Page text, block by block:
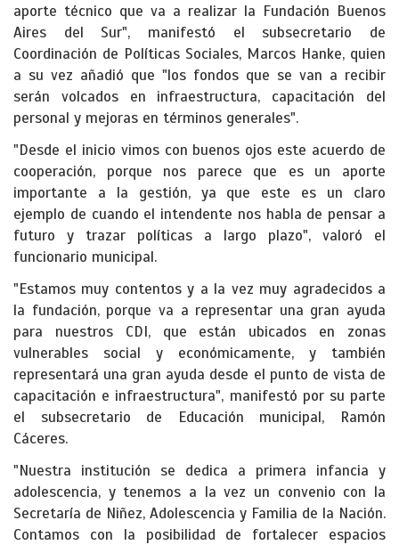
aporte técnico que va a realizar la Fundación Buenos
Aires del Sur", manifestó el subsecretario de
Coordinación de Políticas Sociales, Marcos Hanke, quien
a su vez añadió que "los fondos que se van a recibir
serán volcados en infraestructura, capacitación del
personal y mejoras en términos generales".
"Desde el inicio vimos con buenos ojos este acuerdo de
cooperación, porque nos parece que es un aporte
importante a la gestión, ya que este es un claro
ejemplo de cuando el intendente nos habla de pensar a
futuro y trazar políticas a largo plazo", valoró el
funcionario municipal.
"Estamos muy contentos y a la vez muy agradecidos a
la fundación, porque va a representar una gran ayuda
para nuestros CDI, que están ubicados en zonas
vulnerables social y económicamente, y también
representará una gran ayuda desde el punto de vista de
capacitación e infraestructura", manifestó por su parte
el subsecretario de Educación municipal, Ramón
Cáceres.
"Nuestra institución se dedica a primera infancia y
adolescencia, y tenemos a la vez un convenio con la
Secretaría de Niñez, Adolescencia y Familia de la Nación.
Contamos con la posibilidad de fortalecer espacios